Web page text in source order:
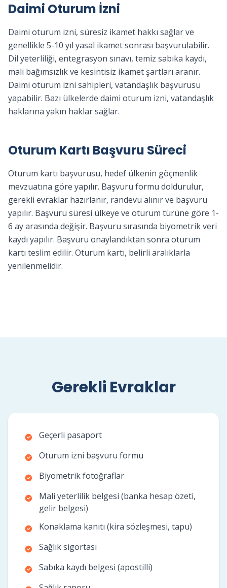
Daimi Oturum İzni
Daimi oturum izni, süresiz ikamet hakkı sağlar ve
genellikle 5-10 yıl yasal ikamet sonrası başvurulabilir.
Dil yeterliliği, entegrasyon sınavı, temiz sabıka kaydı,
mali bağımsızlık ve kesintisiz ikamet şartları aranır.
Daimi oturum izni sahipleri, vatandaşlık başvurusu
yapabilir. Bazı ülkelerde daimi oturum izni, vatandaşlık
haklarına yakın haklar sağlar.
Oturum Kartı Başvuru Süreci
Oturum kartı başvurusu, hedef ülkenin göçmenlik
mevzuatına göre yapılır. Başvuru formu doldurulur,
gerekli evraklar hazırlanır, randevu alınır ve başvuru
yapılır. Başvuru süresi ülkeye ve oturum türüne göre 1-
6 ay arasında değişir. Başvuru sırasında biyometrik veri
kaydı yapılır. Başvuru onaylandıktan sonra oturum
kartı teslim edilir. Oturum kartı, belirli aralıklarla
yenilenmelidir.
Gerekli Evraklar
Geçerli pasaport
Oturum izni başvuru formu
Biyometrik fotoğraflar
Mali yeterlilik belgesi (banka hesap özeti,
gelir belgesi)
Konaklama kanıtı (kira sözleşmesi, tapu)
Sağlık sigortası
Sabıka kaydı belgesi (apostilli)